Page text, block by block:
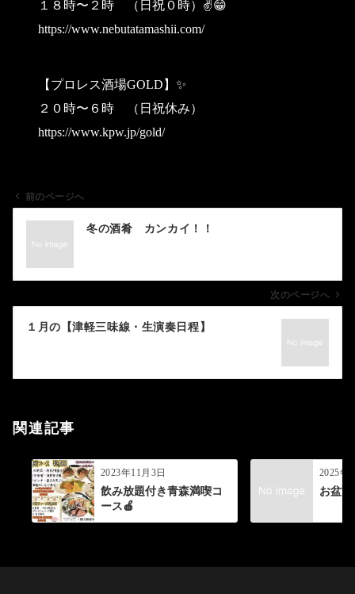
１８時〜２時 （日祝０時）✌😁
https://www.nebutatamashii.com/
【プロレス酒場GOLD】✨
２０時〜６時 （日祝休み）
https://www.kpw.jp/gold/
ン
前のページへ
冬の酒肴 カンカイ！！
次のページへ
１月の【津軽三味線・生演奏日程】
関連記事
2023年11月3日
飲み放題付き青森満喫コ
ース🍎
2025年
お盆